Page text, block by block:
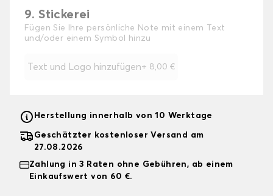
9. Stickerei
Fügen Sie Ihre persönliche Note mit einem Text
und/oder einem Symbol hinzu
Text und Logo hinzufügen+ 8,00 €
Herstellung innerhalb von 10 Werktage
Geschätzter kostenloser Versand am
27.08.2026
Zahlung in 3 Raten ohne Gebühren, ab einem
Einkaufswert von 60 €.